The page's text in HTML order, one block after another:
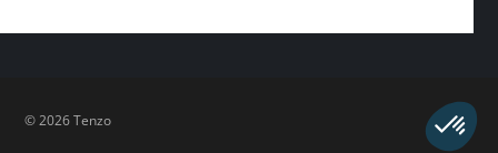
© 2026 Tenzo